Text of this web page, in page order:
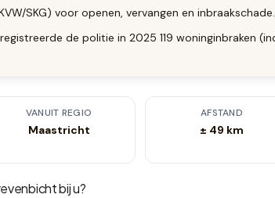
SKG) voor openen, vervangen en inbraakschade.
de politie in 2025 119 woninginbraken
VANUIT REGIO
Maastricht
AFSTAND
± 49 km
bij u?